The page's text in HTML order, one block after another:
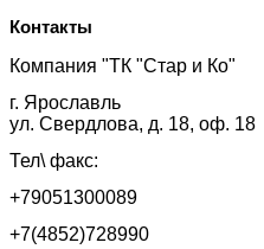
Контакты
Компания "ТК "Стар и Ко"
г. Ярославль
ул. Свердлова, д. 18, оф. 18
Тел\ факс:
+79051300089
+7(4852)728990